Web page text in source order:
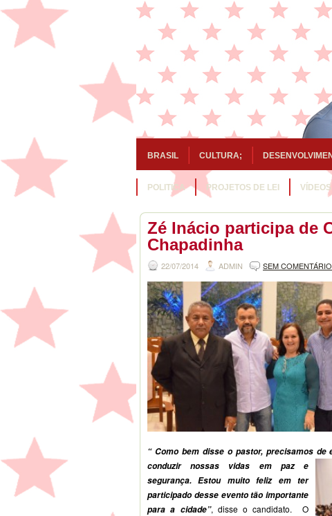
BRASIL CULTURA;
POLITICA PROJETOS DE LEI VÍDEOS
Zé Inácio participa de
Chapadinha
22/07/2014 ADMIN SEM
“ Como bem disse o pastor, precisamos de
conduzir nossas vidas em paz e
segurança. Estou muito feliz em ter
participado desse evento tão importante
para a cidade”, disse o candidato. O